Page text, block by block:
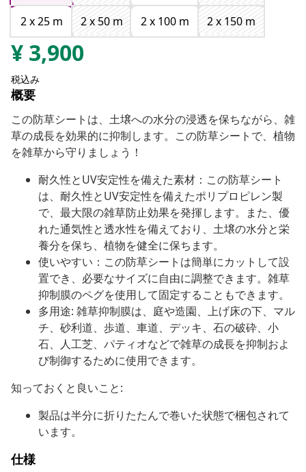
2 x 25 m
2 x 50 m 2 x 100 m 2 x 150 m
¥ 3,900
税込み
概要
この防草シートは、土壌への水分の浸透を保ちながら、雑
草の成長を効果的に抑制します。この防草シートで、植物
を雑草から守りましょう！
耐久性とUV安定性を備えた素材：この防草シート
は、耐久性とUV安定性を備えたポリプロピレン製
で、最大限の雑草防止効果を発揮します。また、優
れた通気性と透水性を備えており、土壌の水分と栄
養分を保ち、植物を健全に保ちます。
使いやすい：この防草シートは簡単にカットして設
置でき、必要なサイズに自由に調整できます。雑草
抑制膜のペグを使用して固定することもできます。
多用途: 雑草抑制膜は、庭や造園、上げ床の下、マル
チ、砂利道、歩道、車道、デッキ、石の破砕、小
石、人工芝、パティオなどで雑草の成長を抑制およ
び制御するために使用できます。
知っておくと良いこと:
製品は半分に折りたたんで巻いた状態で梱包されて
います。
仕様